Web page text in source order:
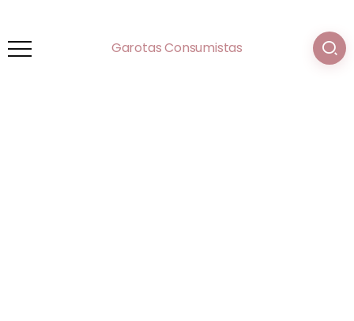
Garotas Consumistas